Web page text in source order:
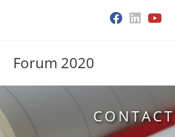
Forum 2020
CONTACT